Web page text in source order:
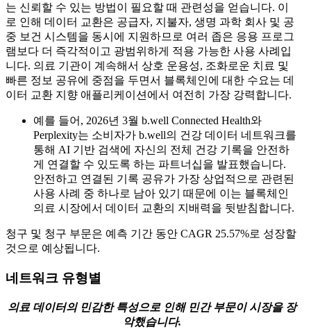
는 신뢰할 수 있는 방법이 필요할 때 관련성을 얻습니다. 이
로 인해 데이터 교환은 공급자, 지불자, 생명 과학 회사 및 공
중 보건 시스템을 동시에 지원하므로 여러 좁은 응용 프로그
램보다 더 즉각적이고 광범위하게 적용 가능한 사용 사례입
니다. 의료 기관이 계속해서 상호 운용성, 조화로운 치료 및
빠른 정보 공유에 중점을 두면서 블록체인에 대한 수요는 데
이터 교환 지향 애플리케이션에서 여전히 가장 강력합니다.
예를 들어, 2026년 3월 b.well Connected Health와
Perplexity는 소비자가 b.well의 건강 데이터 네트워크를
통해 AI 기반 검색에 자신의 전체 건강 기록을 안전하
게 연결할 수 있도록 하는 파트너십을 발표했습니다.
안전하고 연결된 기록 공유가 가장 상업적으로 관련된
사용 사례 중 하나로 남아 있기 때문에 이는 블록체인
의료 시장에서 데이터 교환의 지배력을 뒷받침합니다.
청구 및 청구 부문은 예측 기간 동안 CAGR 25.57%로 성장할
것으로 예상됩니다.
네트워크 유형별
의료 데이터의 민감한 특성으로 인해 민간 부문이 시장을 장
악했습니다.